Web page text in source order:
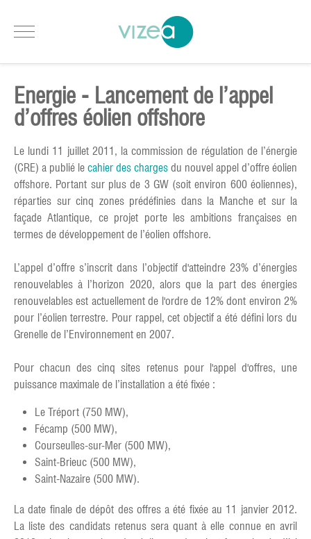
Energie - Lancement de l’appel
d’offres éolien offshore
Le lundi 11 juillet 2011, la commission de régulation de l’énergie
(CRE) a publié le cahier des charges du nouvel appel d’offre éolien
offshore. Portant sur plus de 3 GW (soit environ 600 éoliennes),
réparties sur cinq zones prédéfinies dans la Manche et sur la
façade Atlantique, ce projet porte les ambitions françaises en
termes de développement de l’éolien offshore.
L’appel d’offre s’inscrit dans l’objectif d'atteindre 23% d’énergies
renouvelables à l’horizon 2020, alors que la part des énergies
renouvelables est actuellement de l'ordre de 12% dont environ 2%
pour l’éolien terrestre. Pour rappel, cet objectif a été défini lors du
Grenelle de l’Environnement en 2007.
Pour chacun des cinq sites retenus pour l'appel d'offres, une
puissance maximale de l’installation a été fixée :
Le Tréport (750 MW),
Fécamp (500 MW),
Courseulles-sur-Mer (500 MW),
Saint-Brieuc (500 MW),
Saint-Nazaire (500 MW).
La date finale de dépôt des offres a été fixée au 11 janvier 2012.
La liste des candidats retenus sera quant à elle connue en avril